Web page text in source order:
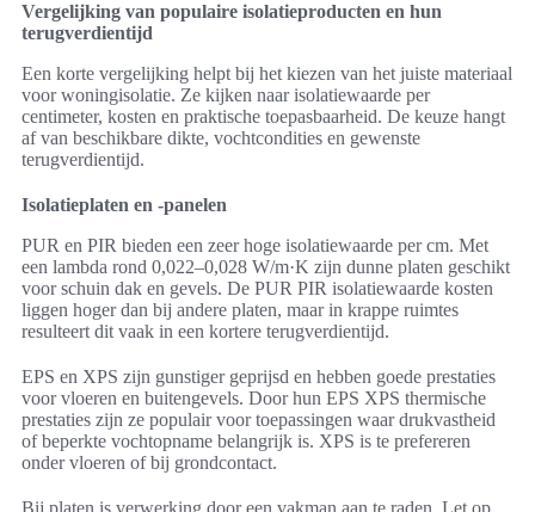
Vergelijking van populaire isolatieproducten en hun
terugverdientijd
Een korte vergelijking helpt bij het kiezen van het juiste materiaal
voor woningisolatie. Ze kijken naar isolatiewaarde per
centimeter, kosten en praktische toepasbaarheid. De keuze hangt
af van beschikbare dikte, vochtcondities en gewenste
terugverdientijd.
Isolatieplaten en -panelen
PUR en PIR bieden een zeer hoge isolatiewaarde per cm. Met
een lambda rond 0,022–0,028 W/m·K zijn dunne platen geschikt
voor schuin dak en gevels. De PUR PIR isolatiewaarde kosten
liggen hoger dan bij andere platen, maar in krappe ruimtes
resulteert dit vaak in een kortere terugverdientijd.
EPS en XPS zijn gunstiger geprijsd en hebben goede prestaties
voor vloeren en buitengevels. Door hun EPS XPS thermische
prestaties zijn ze populair voor toepassingen waar drukvastheid
of beperkte vochtopname belangrijk is. XPS is te prefereren
onder vloeren of bij grondcontact.